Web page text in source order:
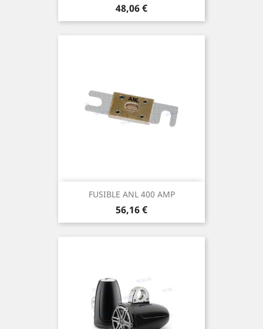
Prix
48,06 €
FUSIBLE ANL 400 AMP
Prix
56,16 €